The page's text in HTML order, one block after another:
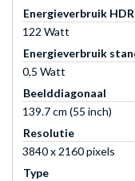
Energieverbruik HDR
122 Watt
Energieverbruik
0,5 Watt
Beelddiagonaal
139.7 cm (55 inch)
Resolutie
3840 x 2160 pixels
Type